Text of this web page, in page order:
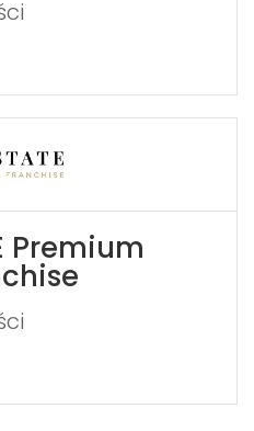
Premium